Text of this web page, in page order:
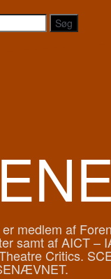
medlem af
samt af AICT –
Critics.